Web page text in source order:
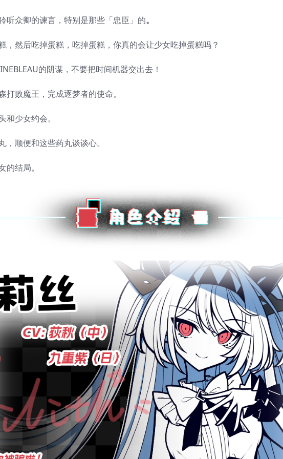
听众卿的谏言，特别是那些「忠臣」的。
，然后吃掉蛋糕，吃掉蛋糕，你真的会让少女吃掉蛋糕吗？
的阴谋，不要把时间机器交出去！
打败魔王，完成逐梦者的使命。
和少女约会。
，顺便和这些药丸谈谈心。
的结局。